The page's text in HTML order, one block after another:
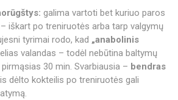
galima vartoti bet kuriuo paros
iškart po treniruotės arba tarp valgymų
tyrimai rodo, kad „anabolinis
valandas – todėl nebūtina baltymų
30 min. Svarbiausia – bendras
dėlto kokteilis po treniruotės gali